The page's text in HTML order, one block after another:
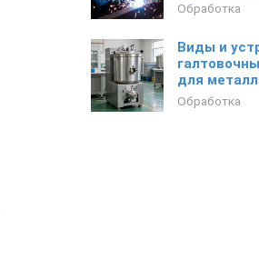
Обработка
Виды и
для
Обработка